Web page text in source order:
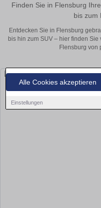
Alle Cookies akzeptieren
Einstellungen
Finden Sie in Flensburg
bis zum
Entdecken Sie in Flensburg
bis hin zum SUV – hier finden
Flensburg von